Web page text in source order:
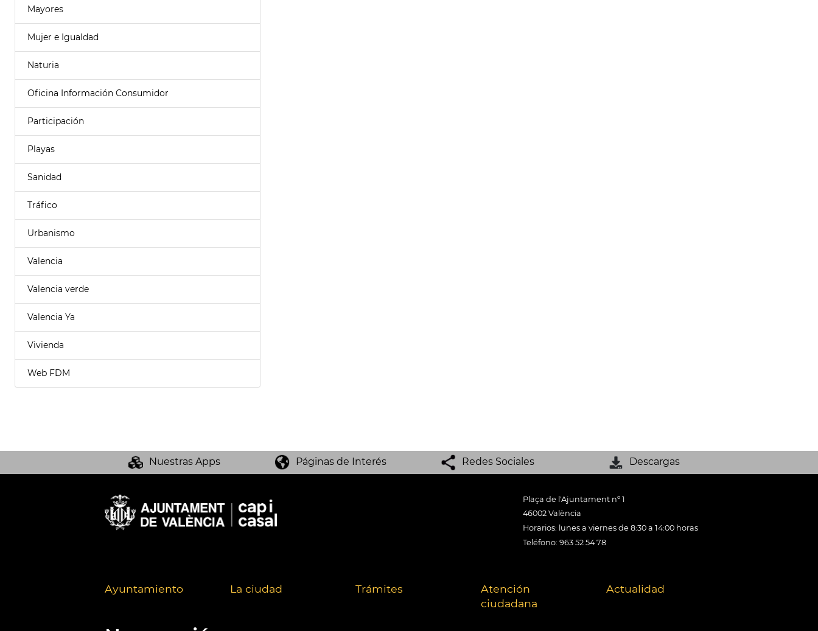
Mayores
Mujer e Igualdad
Naturia
Oficina Información Consumidor
Participación
Playas
Sanidad
Tráfico
Urbanismo
Valencia
Valencia verde
Valencia Ya
Vivienda
Web FDM
Nuestras Apps Páginas de Interés Redes Sociales Descargas
Plaça de l'Ajuntament nº 1
46002 València
Horarios: lunes a viernes de 8:30 a 14:00 horas
Teléfono: 963 52 54 78
Ayuntamiento La ciudad Trámites
Atención
ciudadana
Actualidad